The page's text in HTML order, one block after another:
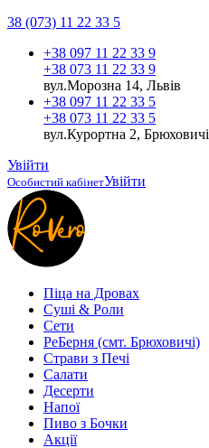
38 (073) 11 22 33 5
+38 097 11 22 33 9
+38 073 11 22 33 9
вул.Морозна 14, Львів
+38 097 11 22 33 5
+38 073 11 22 33 5
вул.Курортна 2, Брюховичі
Увійти
Особистий кабінетУвійти
Піца на Дровах
Cуші & Роли
Сети
РеБерня (смт. Брюховичі)
Страви з Печі
Салати
Десерти
Напої
Пиво з Бочки
Акції